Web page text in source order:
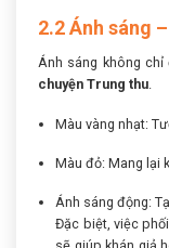
2.2 Ánh sáng
Ánh sáng không
chuyện Trung thu.
Màu vàng nhạt:
Màu đỏ: Mang lại
Ánh sáng động:
Đặc biệt, việc